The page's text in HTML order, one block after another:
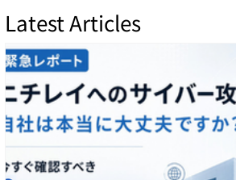
Latest Articles
SGNOG７（７月１２日）